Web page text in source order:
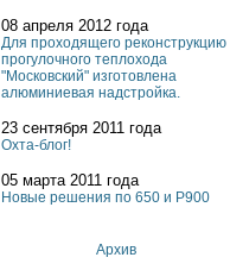
08 апреля 2012 года
Для проходящего реконструкцию
прогулочного теплохода
"Московский" изготовлена
алюминиевая надстройка.
23 сентября 2011 года
Охта-блог!
05 марта 2011 года
Новые решения по 650 и P900
Архив